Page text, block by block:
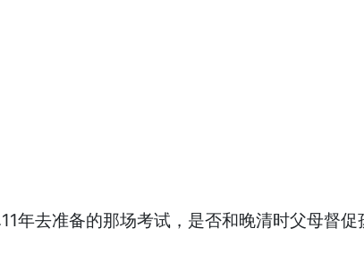
年去准备的那场考试，是否和晚清时父母督